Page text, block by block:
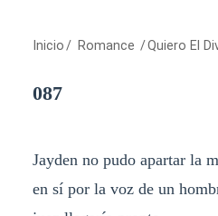
Inicio / Romance /Quiero El
087
Jayden no pudo apartar la
en sí por la voz de un